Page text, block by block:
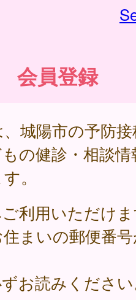
会員登録
城陽市の予防
の健診・相談
。
ご利用いただけ
住まいの郵便番
お読みくださ